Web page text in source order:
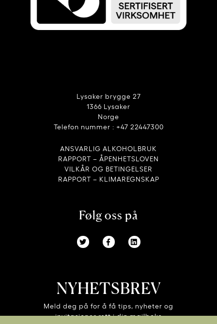
Lysaker brygge 27
1366 Lysaker
Norge
Telefon nummer : +47 22447300
ANSVARLIG ALKOHOLBRUK
RAPPORT – ÅPENHETSLOVEN
VILKÅR OG BETINGELSER
RAPPORT – KLIMAREGNSKAP
Følg oss på
NYHETSBREV
Meld deg på for å få tips, nyheter og
invitasjoner rett i din mailboks